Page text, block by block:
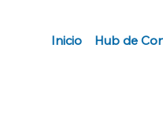
Inicio Hub de